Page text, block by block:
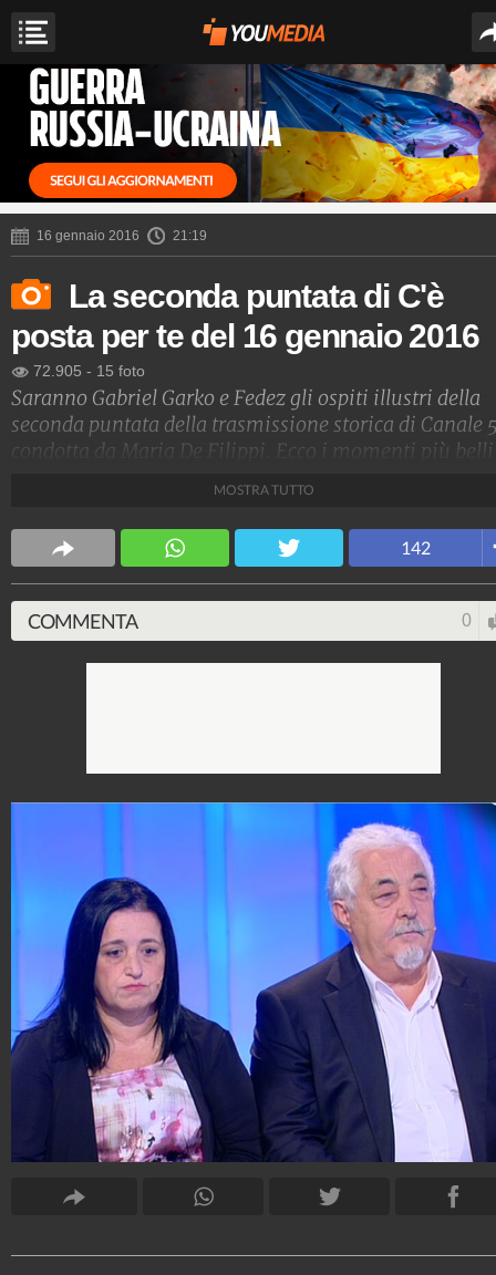
16 gennaio 2016 21:19
La seconda puntata di C'è
posta per te del 16 gennaio 2016
72.905 - 15 foto
Saranno Gabriel Garko e Fedez gli ospiti illustri della
seconda puntata della trasmissione storica di Canale
condotta da Maria De Filippi. Ecco i momenti più belli
Spettacolo Fanpage
4.053.359.434 9.454 video 76.076 foto
MOSTRA TUTTO
142
COMMENTA 0